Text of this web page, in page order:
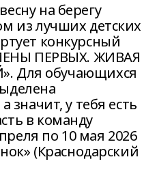
на берегу
из лучших детских
конкурсный
ПЕРВЫХ. ЖИВАЯ
Для обучающихся
значит, у тебя есть
в команду
по 10 мая 2026
(Краснодарский